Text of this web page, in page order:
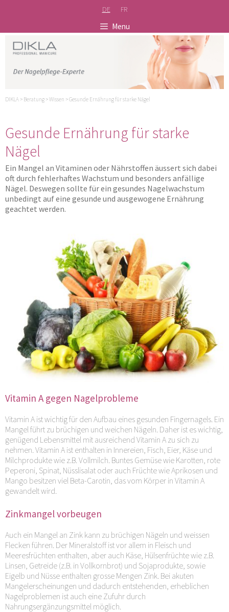
DE FR
Menu
DIKLA > Beratung >Wissen >Gesunde Ernährung für starke Nägel
Gesunde Ernährung für starke
Nägel
Ein Mangel an Vitaminen oder Nährstoffen äussert sich dabei
oft durch fehlerhaftes Wachstum und besonders anfällige
Nägel. Deswegen sollte für ein gesundes Nagelwachstum
unbedingt auf eine gesunde und ausgewogene Ernährung
geachtet werden.
Vitamin A gegen Nagelprobleme
Vitamin A ist wichtig für den Aufbau eines gesunden Fingernagels. Ein
Mangel führt zu brüchigen und weichen Nägeln. Daher ist es wichtig,
genügend Lebensmittel mit ausreichend Vitamin A zu sich zu
nehmen. Vitamin A ist enthalten in Innereien, Fisch, Eier, Käse und
Milchprodukte wie z.B. Vollmilch. Buntes Gemüse wie Karotten, rote
Peperoni, Spinat, Nüsslisalat oder auch Früchte wie Aprikosen und
Mango besitzen viel Beta-Carotin, das vom Körper in Vitamin A
gewandelt wird.
Zinkmangel vorbeugen
Auch ein Mangel an Zink kann zu brüchigen Nägeln und weissen
Flecken führen. Der Mineralstoff ist vor allem in Fleisch und
Meeresfrüchten enthalten, aber auch Käse, Hülsenfrüchte wie z.B.
Linsen, Getreide (z.B. in Vollkornbrot) und Sojaprodukte, sowie
Eigelb und Nüsse enthalten grosse Mengen Zink. Bei akuten
Mangelerscheinungen und dadurch entstehenden, erheblichen
Nagelproblemen ist auch eine Zufuhr durch
Nahrungsergänzungsmittel möglich.